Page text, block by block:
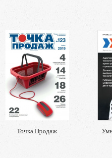
Точка Продаж